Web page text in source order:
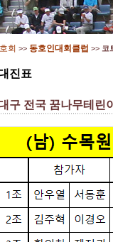
회 >> 동호인대회클럽 >> 코
진표
구 전국 꿈나무테린